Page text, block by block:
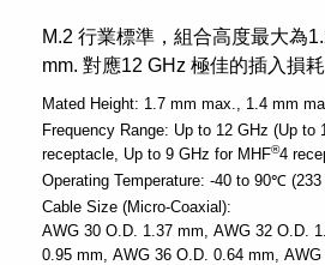
M.2 行業標準，組合高度最大為
mm. 對應12 GHz 極佳的插入損
Mated Height: 1.7 mm max. 1.4 mm
Frequency Range: Up to 12 GHz (Up to
receptacle, Up to 9 GHz for MHF®4
Operating Temperature: -40 to 90℃ (233
Cable Size (Micro-Coaxial):
AWG 30 O.D. 1.37 mm AWG 32 O.D.
0.95 mm AWG 36 O.D. 0.64 mm AWG